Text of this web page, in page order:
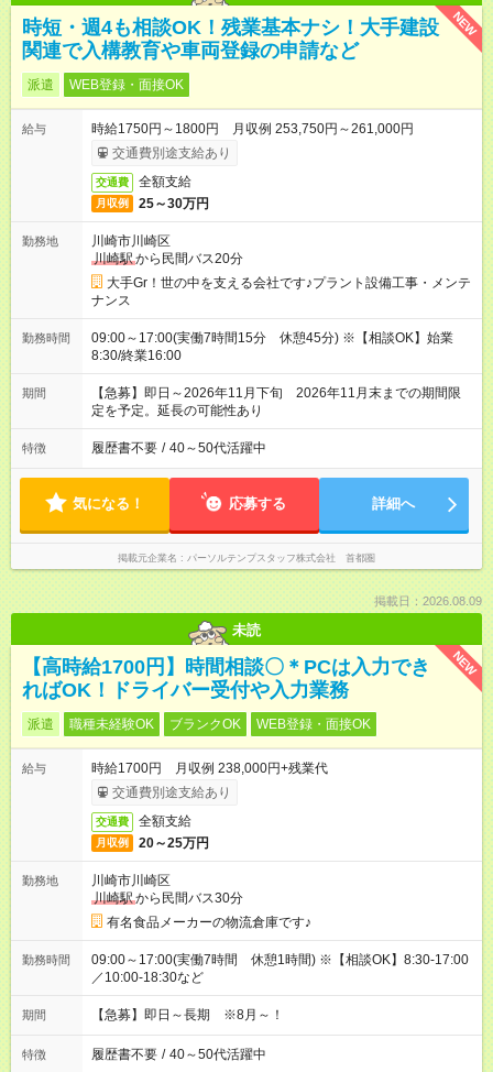
NEW
時短・週4も相談OK！残業基本ナシ！大手建設
関連で入構教育や車両登録の申請など
派遣 WEB登録・面接OK
給与
時給1750円～1800円 月収例 253,750円～261,000円
交通費別途支給あり
交通費 全額支給
月収例 25～30万円
勤務地
川崎市川崎区
川崎駅から民間バス20分
大手Gr！世の中を支える会社です♪プラント設備工事・メンテ
ナンス
勤務時間
09:00～17:00(実働7時間15分 休憩45分) ※【相談OK】始業
8:30/終業16:00
期間
【急募】即日～2026年11月下旬 2026年11月末までの期間限
定を予定。延長の可能性あり
特徴 履歴書不要 / 40～50代活躍中
気になる！ 応募する 詳細へ
掲載元企業名 パーソルテンプスタッフ株式会社 首都圏
掲載日：2026.08.09
未読
NEW
【高時給1700円】時間相談〇＊PCは入力でき
ればOK！ドライバー受付や入力業務
派遣 職種未経験OK ブランクOK WEB登録・面接OK
給与
時給1700円 月収例 238,000円+残業代
交通費別途支給あり
交通費 全額支給
月収例 20～25万円
勤務地
川崎市川崎区
川崎駅から民間バス30分
有名食品メーカーの物流倉庫です♪
勤務時間
09:00～17:00(実働7時間 休憩1時間) ※【相談OK】8:30-17:00
／10:00-18:30など
期間 【急募】即日～長期 ※8月～！
特徴 履歴書不要 / 40～50代活躍中